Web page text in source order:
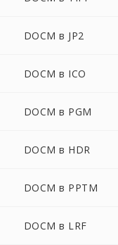
DOCM в JP2
DOCM в ICO
DOCM в PGM
DOCM в HDR
DOCM в PPTM
DOCM в LRF